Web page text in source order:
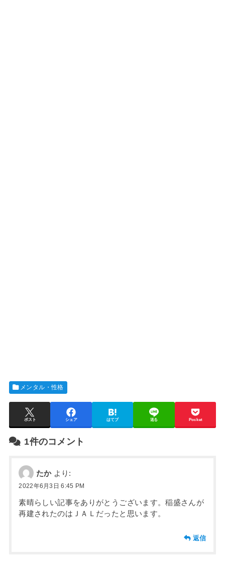
メンタル・性格
ポスト シェア はてブ 送る Pocket
1件のコメント
たか より:
2022年6月3日 6:45 PM
素晴らしい記事をありがとうございます。稲盛さんが
再建されたのはＪＡＬだったと思います。
返信